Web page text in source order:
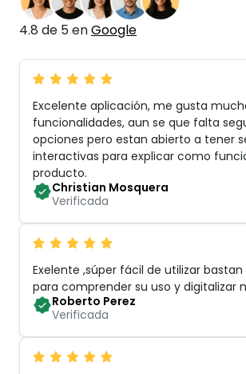
4.8 de 5 enGoogle
Excelente aplicación, me gusta
funcionalidades, aun se que falta
opciones pero estan abierto a tener
interactivas para explicar como
producto.
Christian Mosquera
Verificada
Exelente ,súper fácil de utilizar
para comprender su uso y digitalizar
Roberto Perez
Verificada